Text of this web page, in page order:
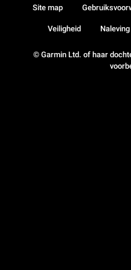
© Garmin Ltd. of haar
Site map
Veiligheid Naleving